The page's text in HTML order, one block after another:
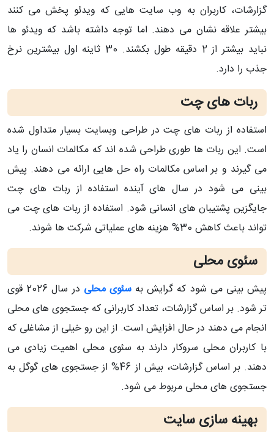
گزارشات، کاربران به وب سایت هایی که ویدئو پخش می کنند
بیشتر علاقه نشان می دهند. اما توجه داشته باشد که ویدئو ها
نباید بیشتر از 2 دقیقه طول بکشند. 30 ثاینه اول بیشترین نرخ
جذب را دارد.
ربات های چت
استفاده از ربات های چت در طراحی وبسایت بسیار متداول شده
است. این ربات ها طوری طراحی شده اند که مکالمات انسان را یاد
می گیرند و بر اساس مکالمات راه حل هایی ارائه می دهند. پیش
بینی می شود در سال های آینده استفاده از ربات های چت
جایگزین پشتیبان های انسانی شود. استفاده از ربات های چت می
تواند باعث کاهش 30% هزینه های عملیاتی شرکت ها شوند.
سئوی محلی
پیش بینی می شود که گرایش بهسئوی محلی
در سال 2026 قوی
تر شود. بر اساس گزارشات، تعداد کاربرانی که جستجوی های محلی
انجام می دهند در حال افزایش است. از این رو خیلی از مشاغلی که
با کاربران محلی سروکار دارند به سئوی محلی اهمیت زیادی می
دهند. بر اساس گزارشات، بیش از 46% از جستجوی های گوگل به
جستجوی های محلی مربوط می شود.
بهینه سازی سایت